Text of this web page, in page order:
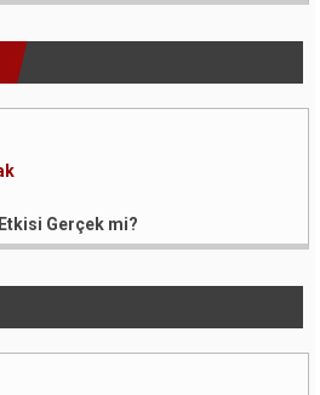
Gerçek mi?